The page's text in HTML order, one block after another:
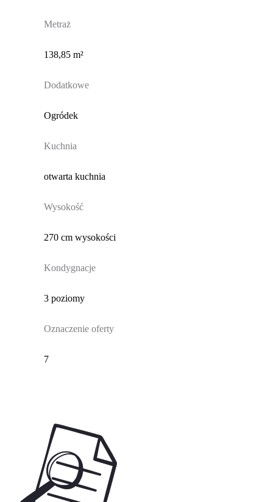
Metraż
138,85 m²
Dodatkowe
Ogródek
Kuchnia
otwarta kuchnia
Wysokość
270 cm wysokości
Kondygnacje
3 poziomy
Oznaczenie oferty
7